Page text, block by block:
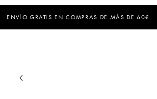
ENVÍO GRATIS EN COMPRAS DE MÁS DE 60€